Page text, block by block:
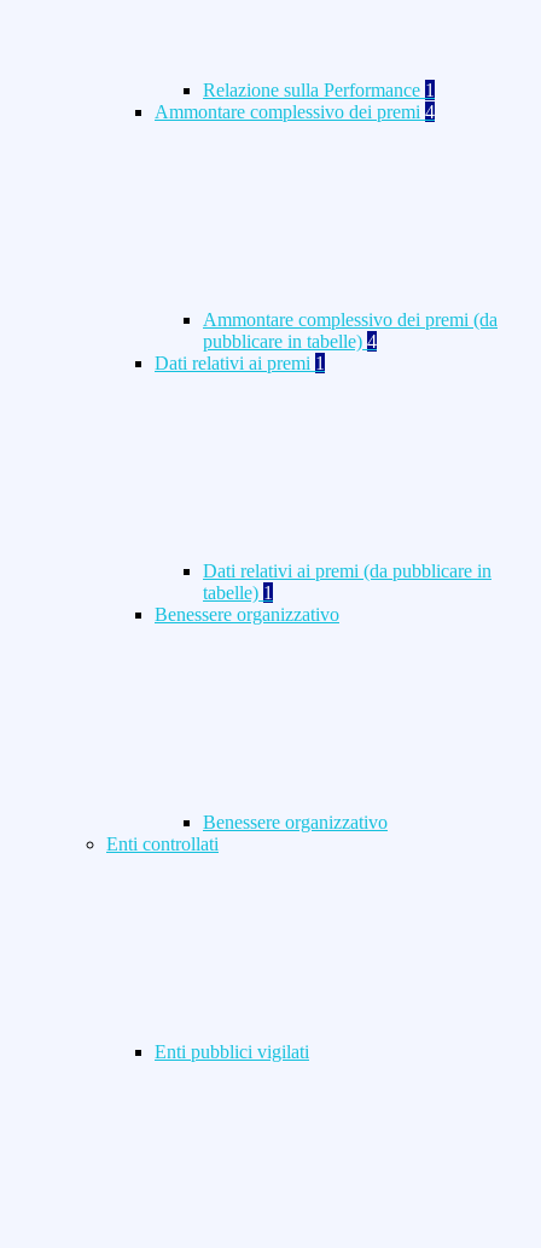
Relazione sulla Performance 1
Ammontare complessivo dei premi 4
Ammontare complessivo dei premi (da
pubblicare in tabelle) 4
Dati relativi ai premi 1
Dati relativi ai premi (da pubblicare in
tabelle) 1
Benessere organizzativo
Benessere organizzativo
Enti controllati
Enti pubblici vigilati